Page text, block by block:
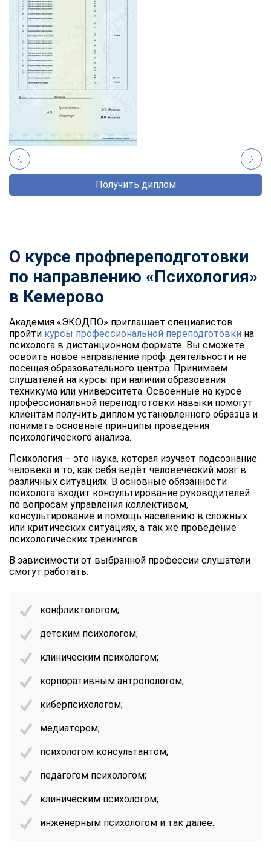
Получить диплом
О курсе профпереподготовки
по направлению «Психология»
в Кемерово
Академия «ЭКОДПО» приглашает специалистов
пройти курсы профессиональной переподготовки на
психолога в дистанционном формате. Вы сможете
освоить новое направление проф. деятельности не
посещая образовательного центра. Принимаем
слушателей на курсы при наличии образования
техникума или университета. Освоенные на курсе
профессиональной переподготовки навыки помогут
клиентам получить диплом установленного образца и
понимать основные принципы проведения
психологического анализа.
Психология – это наука, которая изучает подсознание
человека и то, как себя ведёт человеческий мозг в
различных ситуациях. В основные обязанности
психолога входит консультирование руководителей
по вопросам управления коллективом,
консультирование и помощь населению в сложных
или критических ситуациях, а так же проведение
психологических тренингов.
В зависимости от выбранной профессии слушатели
смогут работать:
конфликтологом;
детским психологом;
клиническим психологом;
корпоративным антропологом;
киберпсихологом;
медиатором;
психологом консультантом;
педагогом психологом;
клиническим психологом;
инженерным психологом и так далее.